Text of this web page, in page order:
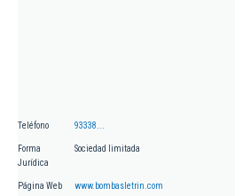
Teléfono 93338...
Forma
Jurídica
Sociedad limitada
Página Web www.bombasletrin.com